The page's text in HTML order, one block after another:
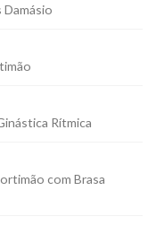
Damásio
Rítmica
com Brasa